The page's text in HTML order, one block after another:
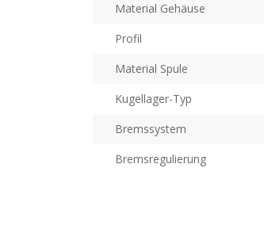
Material Gehäuse
Profil
Material Spule
Kugellager-Typ
Bremssystem
Bremsregulierung